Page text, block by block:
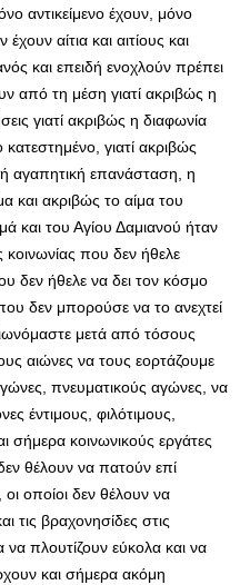
αντικείμενο έχουν, μόνο
αίτια και αιτίους και
και επειδή ενοχλούν πρέπει
από τη μέση γιατί ακριβώς η
γιατί ακριβώς η διαφωνία
γιατί ακριβώς
αγαπητική επανάσταση, η
και ακριβώς το αίμα του
και του Αγίου Δαμιανού ήταν
που δεν ήθελε
δεν ήθελε να δει τον κόσμο
δεν μπορούσε να το ανεχτεί
μετά από τόσους
αιώνες να τους εορτάζουμε
πνευματικούς αγώνες, να
έντιμους, φιλότιμους,
σήμερα κοινωνικούς εργάτες
θέλουν να πατούν επί
οποίοι δεν θέλουν να
τις βραχονησίδες στις
πλουτίζουν εύκολα και να
και σήμερα ακόμη